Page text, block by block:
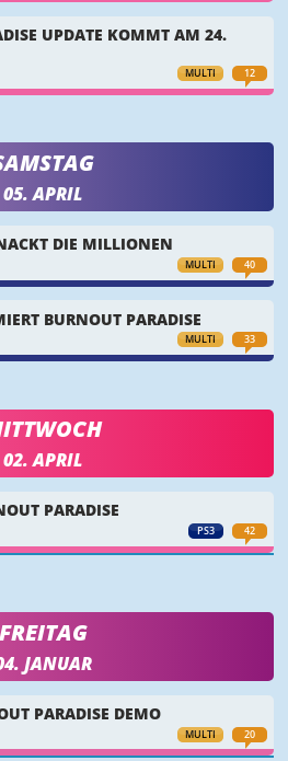
MULTI 12
UPDATE KOMMT AM 24.
05. APRIL
MULTI 40
DIE MILLIONEN
MULTI 33
BURNOUT PARADISE
02. APRIL
PS3 42
PARADISE
FREITAG
JANUAR
MULTI 20
PARADISE DEMO